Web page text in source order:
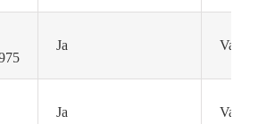
Ja Vaak
Ja Vaak